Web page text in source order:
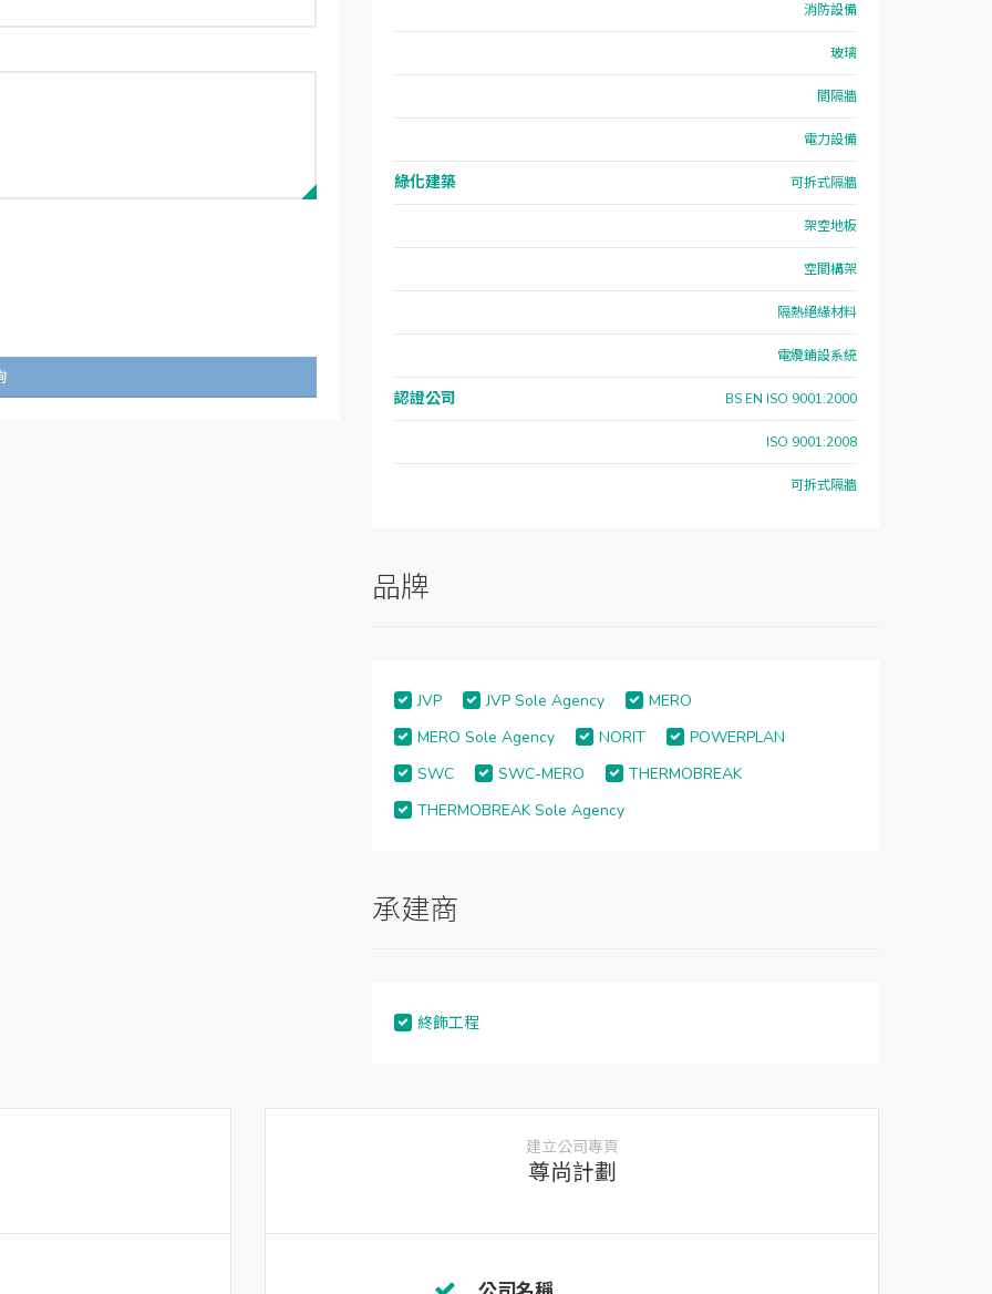
消防設備
玻璃
間隔牆
電力設備
綠化建築 可拆式隔牆
架空地板
空間構架
隔熱絕緣材料
電纜鋪設系統
認證公司 BS EN ISO 9001:2000
ISO 9001:2008
可拆式隔牆
品牌
JVP JVP Sole Agency
MERO
MERO Sole Agency
NORIT
POWERPLAN
SWC
SWC-MERO
THERMOBREAK
THERMOBREAK Sole Agency
承建商
終飾工程
建立公司專頁
尊尚計劃